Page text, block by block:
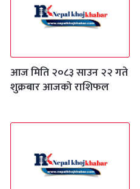
आज मिति २०८३ साउन २२ गते
शुक्रबार आजको राशिफल